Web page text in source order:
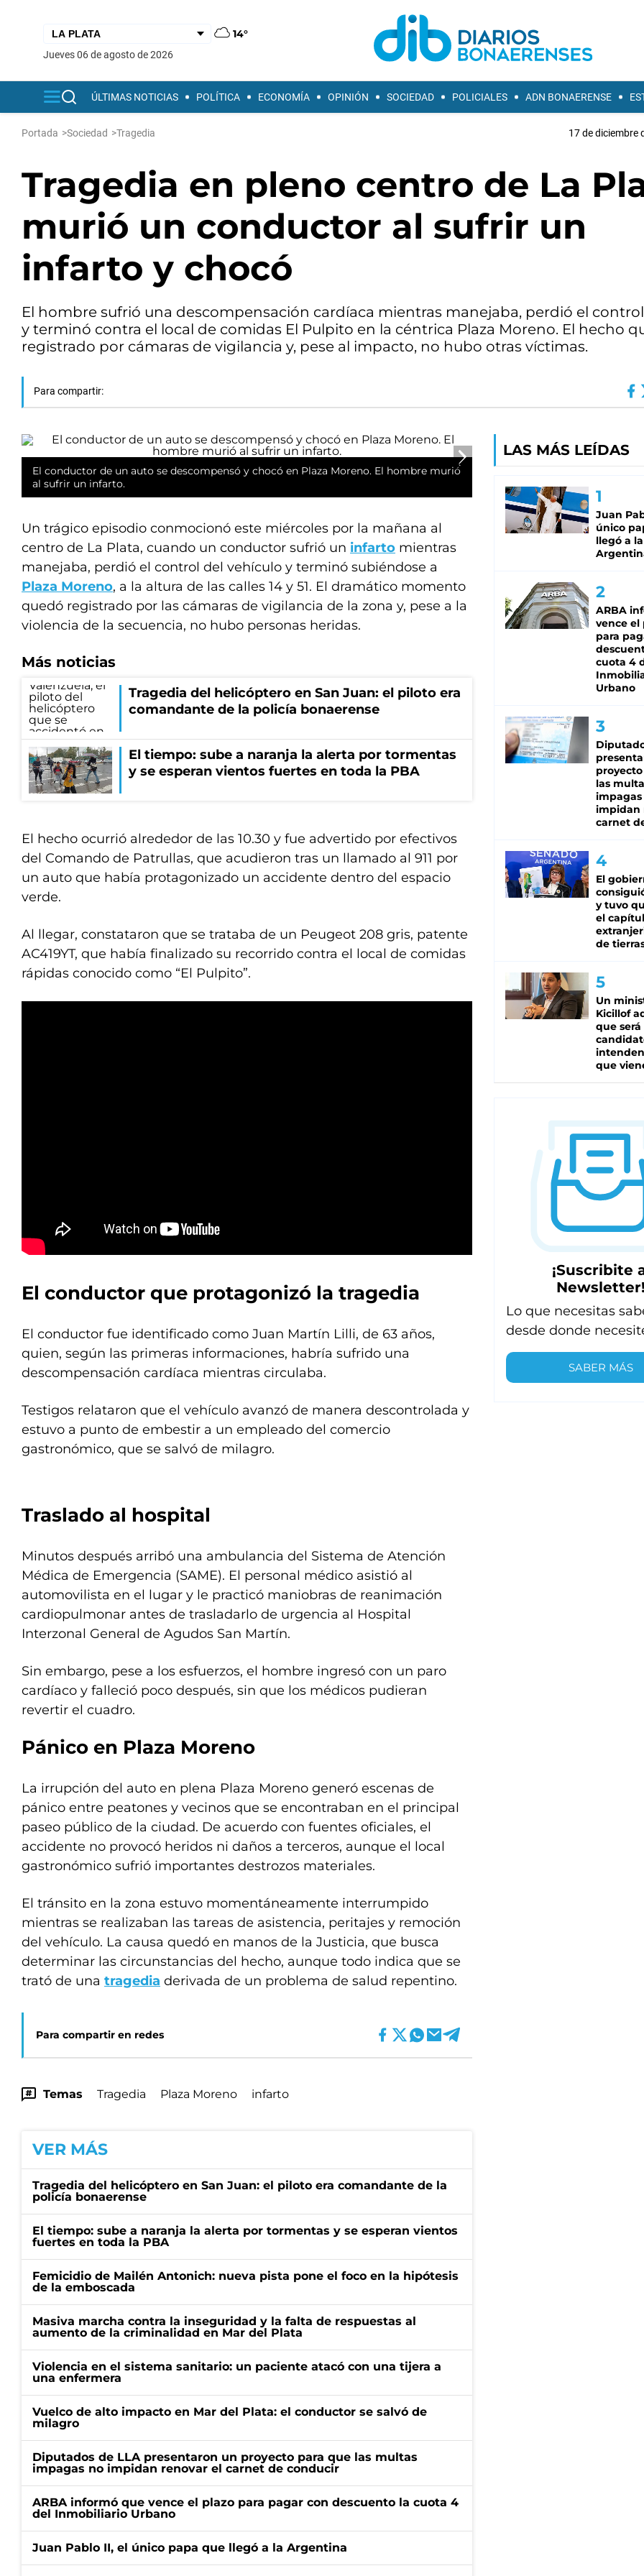
14°
jueves 06 de agosto de 2026
ÚLTIMAS NOTICIAS POLÍTICA ECONOMÍA OPINIÓN SOCIEDAD POLICIALES ADN BONAERENSE
Portada >Sociedad >Tragedia 17 de diciembre
Tragedia en pleno centro de La
murió un conductor al sufrir un
infarto y chocó
El hombre sufrió una descompensación cardíaca mientras manejaba, perdió el
y terminó contra el local de comidas El Pulpito en la céntrica Plaza Moreno. El hecho
registrado por cámaras de vigilancia y, pese al impacto, no hubo otras víctimas.
Para compartir:
El conductor de un auto se descompensó y chocó en Plaza Moreno. El hombre murió
al sufrir un infarto.
Un trágico episodio conmocionó este miércoles por la mañana al
centro de La Plata, cuando un conductor sufrió un infarto mientras
manejaba, perdió el control del vehículo y terminó subiéndose a
Plaza Moreno, a la altura de las calles 14 y 51. El dramático momento
quedó registrado por las cámaras de vigilancia de la zona y, pese a la
violencia de la secuencia, no hubo personas heridas.
Más noticias
Tragedia del helicóptero en San Juan: el piloto era
comandante de la policía bonaerense
El tiempo: sube a naranja la alerta por tormentas
y se esperan vientos fuertes en toda la PBA
El hecho ocurrió alrededor de las 10.30 y fue advertido por efectivos
del Comando de Patrullas, que acudieron tras un llamado al 911 por
un auto que había protagonizado un accidente dentro del espacio
verde.
Al llegar, constataron que se trataba de un Peugeot 208 gris, patente
AC419YT, que había finalizado su recorrido contra el local de comidas
rápidas conocido como “El Pulpito”.
El conductor que protagonizó la tragedia
El conductor fue identificado como Juan Martín Lilli, de 63 años,
quien, según las primeras informaciones, habría sufrido una
descompensación cardíaca mientras circulaba.
Testigos relataron que el vehículo avanzó de manera descontrolada y
estuvo a punto de embestir a un empleado del comercio
gastronómico, que se salvó de milagro.
Traslado al hospital
Minutos después arribó una ambulancia del Sistema de Atención
Médica de Emergencia (SAME). El personal médico asistió al
automovilista en el lugar y le practicó maniobras de reanimación
cardiopulmonar antes de trasladarlo de urgencia al Hospital
Interzonal General de Agudos San Martín.
Sin embargo, pese a los esfuerzos, el hombre ingresó con un paro
cardíaco y falleció poco después, sin que los médicos pudieran
revertir el cuadro.
Pánico en Plaza Moreno
La irrupción del auto en plena Plaza Moreno generó escenas de
pánico entre peatones y vecinos que se encontraban en el principal
paseo público de la ciudad. De acuerdo con fuentes oficiales, el
accidente no provocó heridos ni daños a terceros, aunque el local
gastronómico sufrió importantes destrozos materiales.
El tránsito en la zona estuvo momentáneamente interrumpido
mientras se realizaban las tareas de asistencia, peritajes y remoción
del vehículo. La causa quedó en manos de la Justicia, que busca
determinar las circunstancias del hecho, aunque todo indica que se
trató de una tragedia derivada de un problema de salud repentino.
Para compartir en redes
Temas Tragedia Plaza Moreno infarto
VER MÁS
Tragedia del helicóptero en San Juan: el piloto era comandante de la
policía bonaerense
El tiempo: sube a naranja la alerta por tormentas y se esperan vientos
fuertes en toda la PBA
Femicidio de Mailén Antonich: nueva pista pone el foco en la hipótesis
de la emboscada
Masiva marcha contra la inseguridad y la falta de respuestas al
aumento de la criminalidad en Mar del Plata
Violencia en el sistema sanitario: un paciente atacó con una tijera a
una enfermera
Vuelco de alto impacto en Mar del Plata: el conductor se salvó de
milagro
Diputados de LLA presentaron un proyecto para que las multas
impagas no impidan renovar el carnet de conducir
ARBA informó que vence el plazo para pagar con descuento la cuota 4
del Inmobiliario Urbano
Juan Pablo II, el único papa que llegó a la Argentina
LAS MÁS LEÍDAS
Juan
único
llegó a la
ARBA
vence el
para
cuota 4
Urbano
las
impagas
impidan
carnet
El
y tuvo
el
de
Un
Kicillof
que será
que
¡Suscribite
Newsletter!
Lo que necesitas
desde donde
SABER MÁS